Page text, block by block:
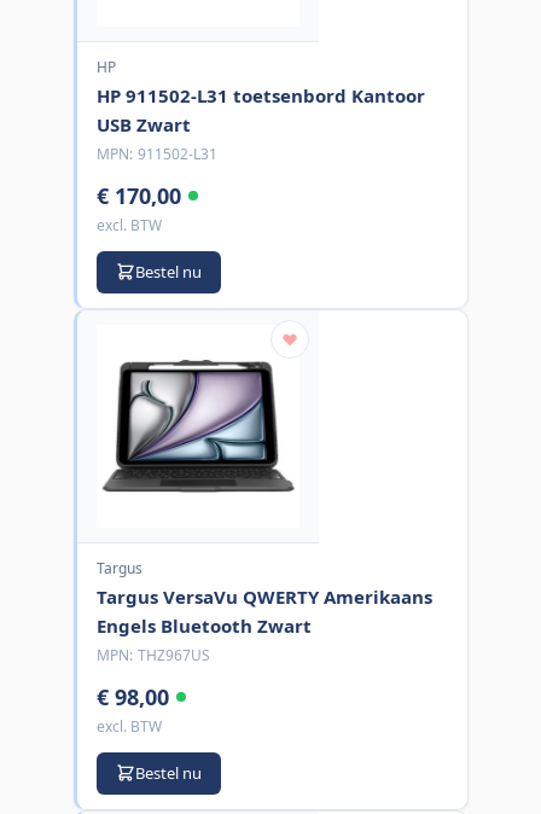
HP
HP 911502-L31 toetsenbord Kantoor
USB Zwart
MPN: 911502-L31
€ 170,00
excl. BTW
Bestel nu
Targus
Targus VersaVu QWERTY Amerikaans
Engels Bluetooth Zwart
MPN: THZ967US
€ 98,00
excl. BTW
Bestel nu